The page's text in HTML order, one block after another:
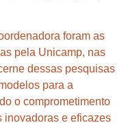
foram as
pela Unicamp, nas
dessas pesquisas
para a
o comprometimento
inovadoras e eficazes